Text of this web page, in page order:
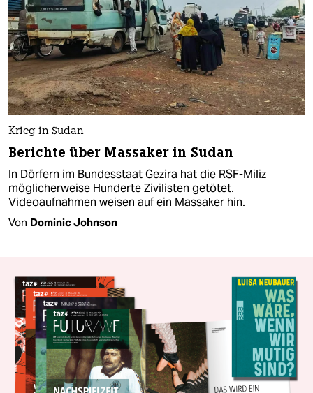
Krieg in Sudan
Berichte über Massaker in Sudan
In Dörfern im Bundesstaat Gezira hat die RSF-Miliz
möglicherweise Hunderte Zivilisten getötet.
Videoaufnahmen weisen auf ein Massaker hin.
Von Dominic Johnson